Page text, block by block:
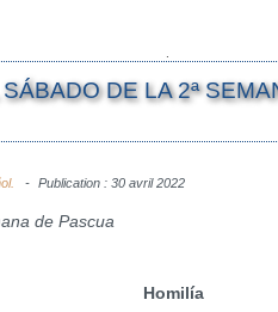
DE LA 2ª
Publication : 30 avril 2022
de Pascua
Homilía